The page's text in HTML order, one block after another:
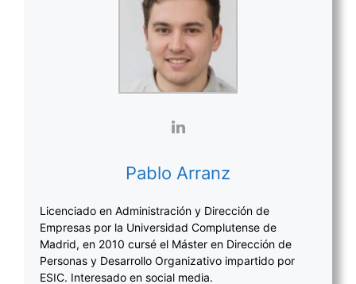
Pablo Arranz
Licenciado en Administración y Dirección de
Empresas por la Universidad Complutense de
Madrid, en 2010 cursé el Máster en Dirección de
Personas y Desarrollo Organizativo impartido por
ESIC. Interesado en social media.